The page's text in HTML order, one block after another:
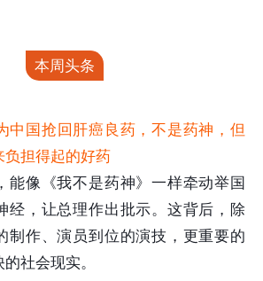
本周头条
中国抢回肝癌良药，不是药神，但
负担得起的好药
能像《我不是药神》一样牵动举国
经，让总理作出批示。这背后，除
制作、演员到位的演技，更重要的
社会现实。